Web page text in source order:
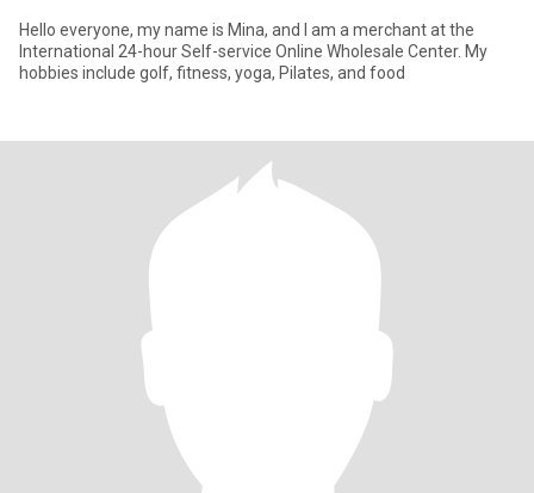
Hello everyone, my name is Mina, and I am a merchant at the
International 24-hour Self-service Online Wholesale Center. My
hobbies include golf, fitness, yoga, Pilates, and food